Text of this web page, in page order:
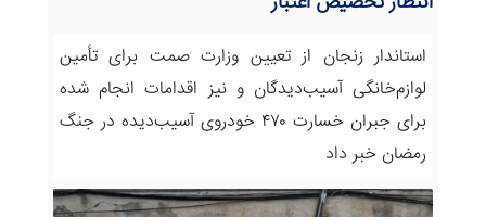
استاندار زنجان از تعیین وزارت صمت برای تأمین
لوازم‌خانگی آسیب‌دیدگان و نیز اقدامات انجام شده
برای جبران خسارت ۴۷۰ خودروی آسیب‌دیده در جنگ
رمضان خبر داد